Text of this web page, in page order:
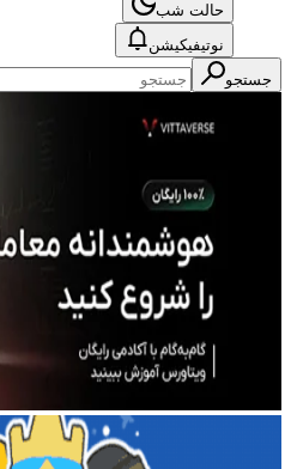
حالت شب
نوتیفیکیشن
جستجو